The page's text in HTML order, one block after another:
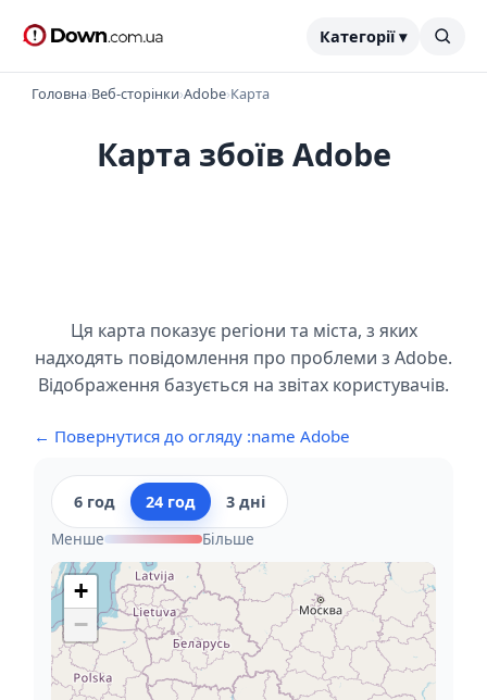
Категорії ▾
Головна›Веб-сторінки›Adobe›Карта
Карта збоїв Adobe
Ця карта показує регіони та міста, з яких
надходять повідомлення про проблеми з Adobe.
Відображення базується на звітах користувачів.
← Повернутися до огляду :name Adobe
6 год 24 год
3 дні
Менше
Більше
+
−